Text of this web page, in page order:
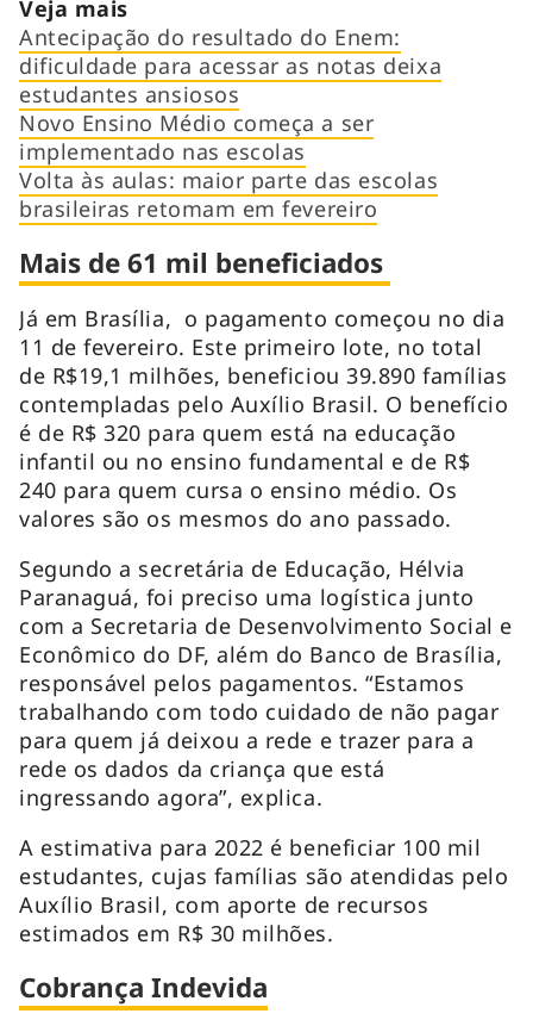
Veja mais
Antecipação do resultado do Enem:
dificuldade para acessar as notas deixa
estudantes ansiosos
Novo Ensino Médio começa a ser
implementado nas escolas
Volta às aulas: maior parte das escolas
brasileiras retomam em fevereiro
Mais de 61 mil beneficiados
Já em Brasília, o pagamento começou no dia
11 de fevereiro. Este primeiro lote, no total
de R$19,1 milhões, beneficiou 39.890 famílias
contempladas pelo Auxílio Brasil. O benefício
é de R$ 320 para quem está na educação
infantil ou no ensino fundamental e de R$
240 para quem cursa o ensino médio. Os
valores são os mesmos do ano passado.
Segundo a secretária de Educação, Hélvia
Paranaguá, foi preciso uma logística junto
com a Secretaria de Desenvolvimento Social e
Econômico do DF, além do Banco de Brasília,
responsável pelos pagamentos. “Estamos
trabalhando com todo cuidado de não pagar
para quem já deixou a rede e trazer para a
rede os dados da criança que está
ingressando agora”, explica.
A estimativa para 2022 é beneficiar 100 mil
estudantes, cujas famílias são atendidas pelo
Auxílio Brasil, com aporte de recursos
estimados em R$ 30 milhões.
Cobrança Indevida